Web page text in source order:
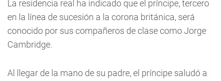
La residencia real ha indicado que el príncipe, tercero
en la línea de sucesión a la corona británica, será
conocido por sus compañeros de clase como Jorge
Cambridge.
Al llegar de la mano de su padre, el príncipe saludó a